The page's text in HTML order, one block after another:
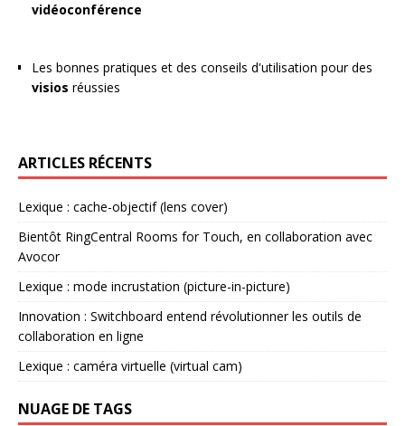
vidéoconférence
Les bonnes pratiques et des conseils d'utilisation pour des
visios réussies
ARTICLES RÉCENTS
Lexique : cache-objectif (lens cover)
Bientôt RingCentral Rooms for Touch, en collaboration avec
Avocor
Lexique : mode incrustation (picture-in-picture)
Innovation : Switchboard entend révolutionner les outils de
collaboration en ligne
Lexique : caméra virtuelle (virtual cam)
NUAGE DE TAGS